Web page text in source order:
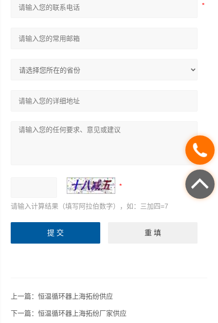
请输入计算结果（填写阿拉伯数字），如：三加四=7
上一篇：恒温循环器上海拓纷供应
下一篇：恒温循环器上海拓纷厂家供应